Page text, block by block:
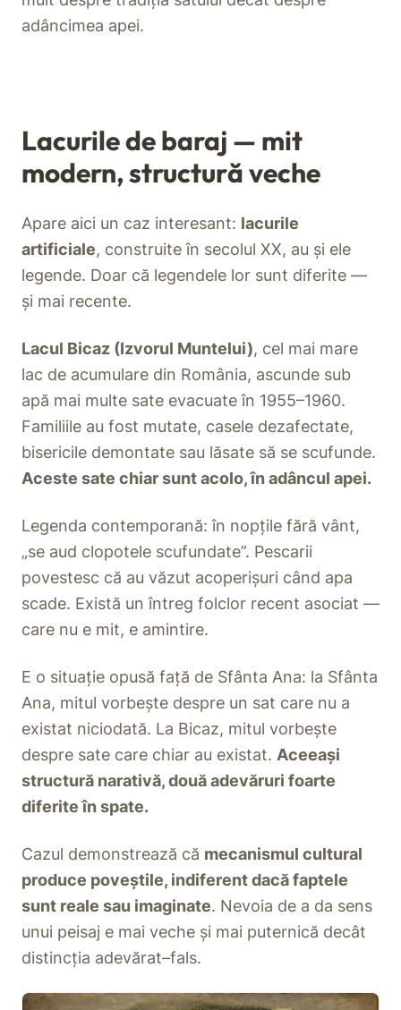
adâncimea apei.
Lacurile de baraj — mit
modern, structură veche
Apare aici un caz interesant: lacurile
artificiale, construite în secolul XX, au și ele
legende. Doar că legendele lor sunt diferite —
și mai recente.
Lacul Bicaz (Izvorul Muntelui), cel mai mare
lac de acumulare din România, ascunde sub
apă mai multe sate evacuate în 1955–1960.
Familiile au fost mutate, casele dezafectate,
bisericile demontate sau lăsate să se scufunde.
Aceste sate chiar sunt acolo, în adâncul apei.
Legenda contemporană: în nopțile fără vânt,
„se aud clopotele scufundate”. Pescarii
povestesc că au văzut acoperișuri când apa
scade. Există un întreg folclor recent asociat —
care nu e mit, e amintire.
E o situație opusă față de Sfânta Ana: la Sfânta
Ana, mitul vorbește despre un sat care nu a
existat niciodată. La Bicaz, mitul vorbește
despre sate care chiar au existat. Aceeași
structură narativă, două adevăruri foarte
diferite în spate.
Cazul demonstrează că mecanismul cultural
produce poveștile, indiferent dacă faptele
sunt reale sau imaginate. Nevoia de a da sens
unui peisaj e mai veche și mai puternică decât
distincția adevărat–fals.